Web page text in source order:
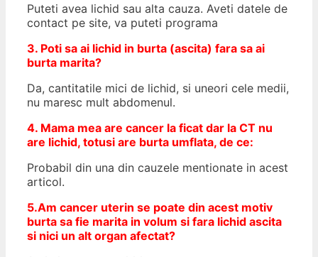
Puteti avea lichid sau alta cauza. Aveti datele de
contact pe site, va puteti programa
3. Poti sa ai lichid in burta (ascita) fara sa ai
burta marita?
Da, cantitatile mici de lichid, si uneori cele medii,
nu maresc mult abdomenul.
4. Mama mea are cancer la ficat dar la CT nu
are lichid, totusi are burta umflata, de ce:
Probabil din una din cauzele mentionate in acest
articol.
5.Am cancer uterin se poate din acest motiv
burta sa fie marita in volum si fara lichid ascita
si nici un alt organ afectat?